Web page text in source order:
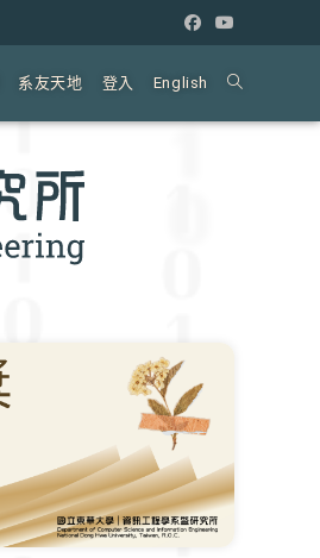
系友天地 登入 English Toggle